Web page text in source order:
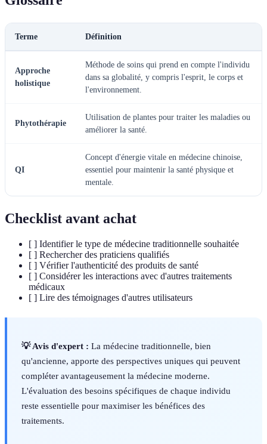
Terme Définition
Approche
holistique
Méthode de soins qui prend en compte l'individu
dans sa globalité, y compris l'esprit, le corps et
l'environnement.
Phytothérapie
Utilisation de plantes pour traiter les maladies ou
améliorer la santé.
QI
Concept d'énergie vitale en médecine chinoise,
essentiel pour maintenir la santé physique et
mentale.
Checklist avant achat
[ ] Identifier le type de médecine traditionnelle souhaitée
[ ] Rechercher des praticiens qualifiés
[ ] Vérifier l'authenticité des produits de santé
[ ] Considérer les interactions avec d'autres traitements
médicaux
[ ] Lire des témoignages d'autres utilisateurs
💡 Avis d'expert : La médecine traditionnelle, bien
qu'ancienne, apporte des perspectives uniques qui peuvent
compléter avantageusement la médecine moderne.
L'évaluation des besoins spécifiques de chaque individu
reste essentielle pour maximiser les bénéfices des
traitements.